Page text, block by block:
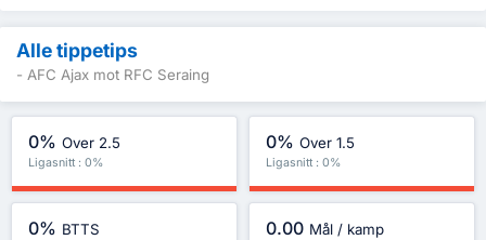
Alle tippetips
- AFC Ajax mot RFC Seraing
0% Over 2.5
Ligasnitt : 0%
0% Over 1.5
Ligasnitt : 0%
0% BTTS 0.00 Mål / kamp